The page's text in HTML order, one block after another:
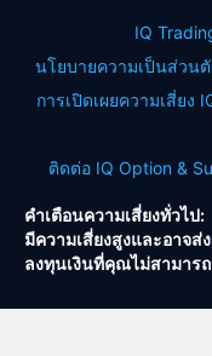
IQ
นโยบายความเป็นส่วน
การเปิดเผยความเสี่ยง
ติดต่อ IQ Option &
คำเตือนความเสี่ยงทั่วไ
มีความเสี่ยงสูงและอาจ
ลงทุนเงินที่คุณไม่สามาร